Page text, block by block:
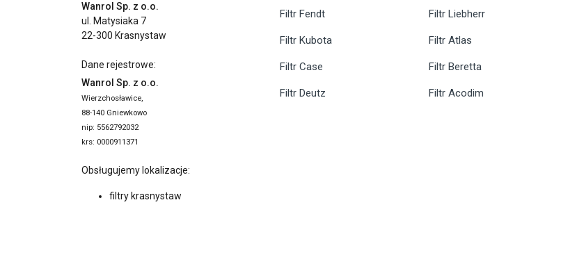
Wanrol Sp. z o.o.
ul. Matysiaka 7
22-300 Krasnystaw
Dane rejestrowe:
Wanrol Sp. z o.o.
Wierzchosławice,
88-140 Gniewkowo
nip: 5562792032
krs: 0000911371
Obsługujemy lokalizacje:
filtry krasnystaw
Filtr Fendt
Filtr Kubota
Filtr Case
Filtr Deutz
Filtr Liebherr
Filtr Atlas
Filtr Beretta
Filtr Acodim